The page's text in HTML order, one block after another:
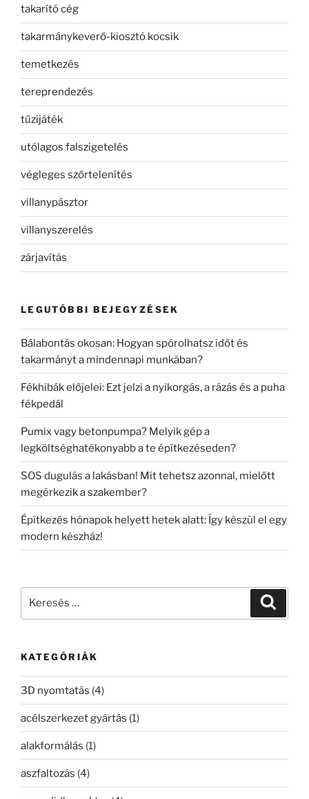
takarító cég
takarmánykeverő-kiosztó kocsik
temetkezés
tereprendezés
tűzijáték
utólagos falszigetelés
végleges szőrtelenítés
villanypásztor
villanyszerelés
zárjavítás
LEGUTÓBBI BEJEGYZÉSEK
Bálabontás okosan: Hogyan spórolhatsz időt és
takarmányt a mindennapi munkában?
Fékhibák előjelei: Ezt jelzi a nyikorgás, a rázás és a puha
fékpedál
Pumix vagy betonpumpa? Melyik gép a
legköltséghatékonyabb a te építkezéseden?
SOS dugulás a lakásban! Mit tehetsz azonnal, mielőtt
megérkezik a szakember?
Építkezés hónapok helyett hetek alatt: Így készül el egy
modern készház!
KATEGÓRIÁK
3D nyomtatás (4)
acélszerkezet gyártás (1)
alakformálás (1)
aszfaltozás (4)